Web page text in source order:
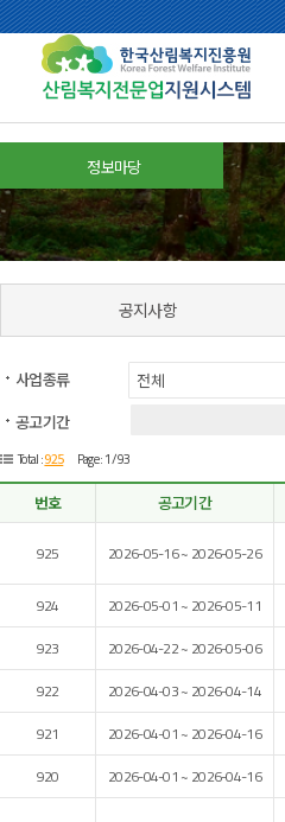
정보마당
공지사항
사업종류
공고기간
Total :925 Page : 1 /93
번호 공고기간
925 2026-05-16 ~ 2026-05-26
924
2026-05-01 ~ 2026-05-11
923
2026-04-22 ~ 2026-05-06
922
2026-04-03 ~ 2026-04-14
921
2026-04-01 ~ 2026-04-16
920
2026-04-01 ~ 2026-04-16